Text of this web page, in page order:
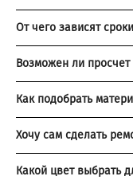
От чего зависят
Возможен ли просчет
Как подобрать
Хочу сам сделать
Какой цвет выбрать